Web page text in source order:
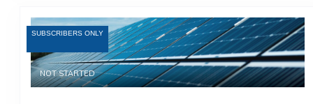
SUBSCRIBERS ONLY
NOT STARTED